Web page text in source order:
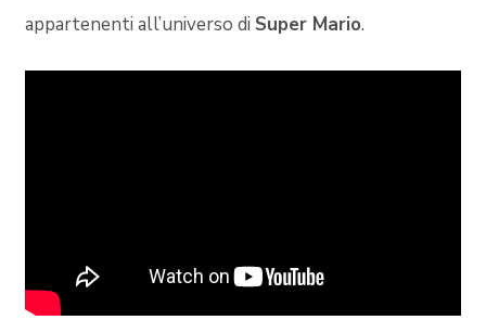
appartenenti all’universo di Super Mario.